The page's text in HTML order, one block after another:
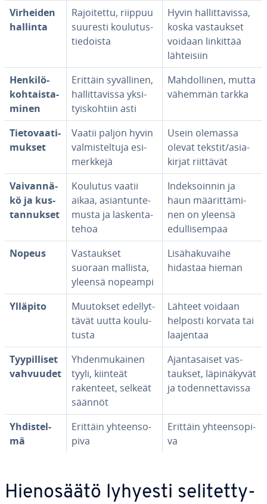
Virheiden
hallinta
Ra­joi­tet­tu, riippuu
suuresti kou­lu­tus­
tie­dois­ta
Hyvin hal­lit­ta­vis­sa,
koska vas­tauk­set
voidaan linkittää
läh­tei­siin
Hen­ki­lö­
koh­tais­ta­
mi­nen
Erittäin sy­väl­li­nen,
hal­lit­ta­vis­sa yk­si­
tyis­koh­tiin asti
Mah­dol­li­nen, mutta
vähemmän tarkka
Tie­to­vaa­ti­
muk­set
Vaatii paljon hyvin
val­mis­tel­tu­ja esi­
merk­ke­jä
Usein olemassa
olevat tekstit/asia­
kir­jat riittävät
Vai­van­nä­
kö ja kus­
tan­nuk­set
Koulutus vaatii
aikaa, asian­tun­te­
mus­ta ja las­ken­ta­
te­hoa
In­dek­soin­nin ja
haun mää­rit­tä­mi­
nen on yleensä
edul­li­sem­paa
Nopeus
Vas­tauk­set
suoraan mallista,
yleensä nopeampi
Li­sä­ha­ku­vai­he
hidastaa hieman
Ylläpito
Muutokset edel­lyt­
tä­vät uutta kou­lu­
tus­ta
Lähteet voidaan
helposti korvata tai
laajentaa
Tyy­pil­li­set
vahvuudet
Yh­den­mu­kai­nen
tyyli, kiinteät
rakenteet, selkeät
säännöt
Ajan­ta­sai­set vas­
tauk­set, lä­pi­nä­ky­vät
ja to­den­net­ta­vis­sa
Yh­dis­tel­
mä
Erittäin yh­teen­so­
pi­va
Erittäin yh­teen­so­pi­
va
Hie­no­sää­tö lyhyesti se­li­tet­ty­